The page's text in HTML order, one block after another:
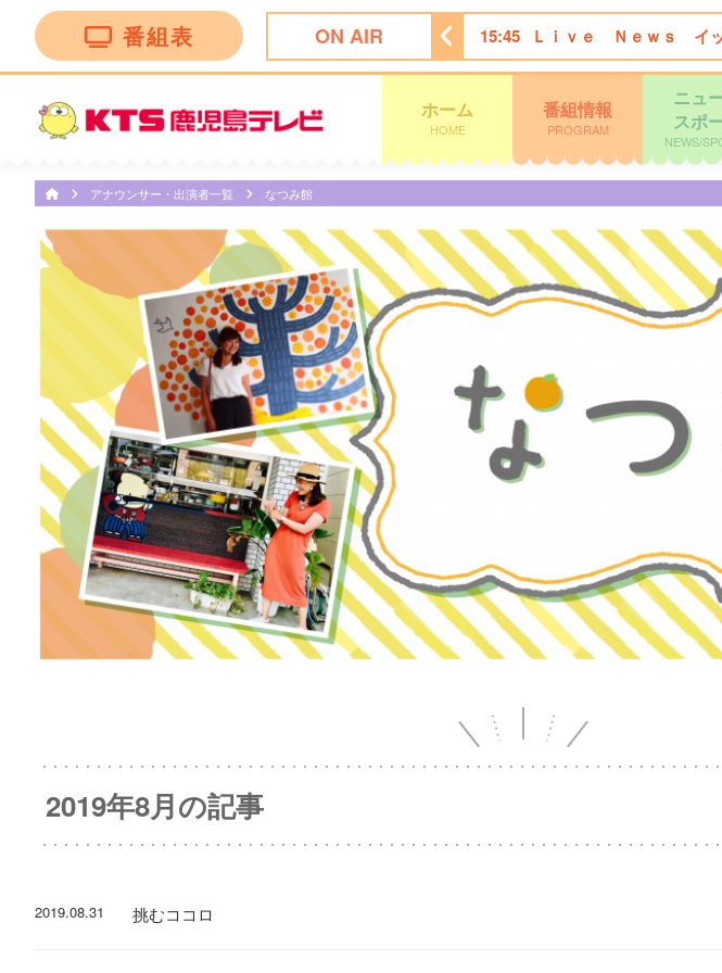
番組表 ON AIR
14:50 ぽよチャンネル ミキティダイニング 15:45 Ｌｉｖｅ Ｎｅｗｓ イ
ホーム
HOME
番組情報
PROGRAM
ニュ
スポ
NEWS/
アナウンサー・出演者一覧 なつみ館
2019年8月の記事
2019.08.31 挑むココロ